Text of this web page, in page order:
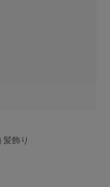
髪飾り